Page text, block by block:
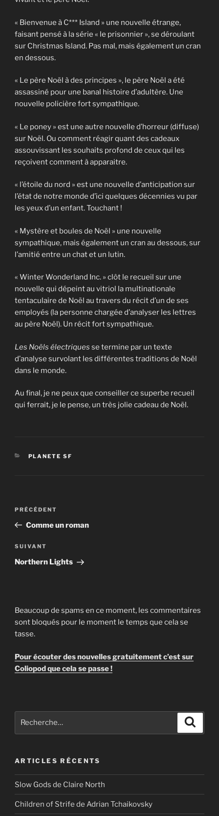
« Bienvenue à C*** Island » une nouvelle étrange,
faisant pensé à la série « le prisonnier », se déroulant
sur Christmas Island. Pas mal, mais également un cran
en dessous.
« Le père Noël à des principes », le père Noël a été
assassiné pour une banal histoire d’adultère. Une
nouvelle policière fort sympathique.
« Le poney » est une autre nouvelle d’horreur (diffuse)
sur Noël. Ou comment réagir quant des cadeaux
assouvissant les souhaits profond de ceux qui les
reçoivent comment à apparaitre.
« l’étoile du nord » est une nouvelle d’anticipation sur
l’état de notre monde d’ici quelques décennies vu par
les yeux d’un enfant. Touchant !
« Mystère et boules de Noël » une nouvelle
sympathique, mais également un cran au dessous, sur
l’amitié entre un chat et un lutin.
« Winter Wonderland Inc. » clôt le recueil sur une
nouvelle qui dépeint au vitriol la multinationale
tentaculaire de Noël au travers du récit d’un de ses
employés (la personne chargée d’analyser les lettres
au père Noël). Un récit fort sympathique.
Les Noëls électriques se termine par un texte
d’analyse survolant les différentes traditions de Noël
dans le monde.
Au final, je ne peux que conseiller ce superbe recueil
qui ferrait, je le pense, un très jolie cadeau de Noël.
CATÉGORIES
PLANETE SF
Navigation
l’article
Article
précédent
PRÉCÉDENT
Comme un roman
Article
suivant
SUIVANT
Northern Lights
Beaucoup de spams en ce moment, les commentaires
sont bloqués pour le moment le temps que cela se
tasse.
Pour écouter des nouvelles gratuitement c’est sur
Coliopod que cela se passe !
ARTICLES RÉCENTS
Slow Gods de Claire North
Children of Strife de Adrian Tchaikovsky